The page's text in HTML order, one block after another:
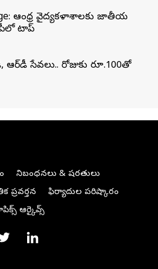
ఆంధ్ర వైద్యకళాశాలకు జాతీయ
టాప్
సేవలు.. రోజుకు రూ.100తో
నిబంధనలు & షరతులు
ప్రవర్తన
ఫిర్యాదుల పరిష్కారం
ఆర్కైవ్స్